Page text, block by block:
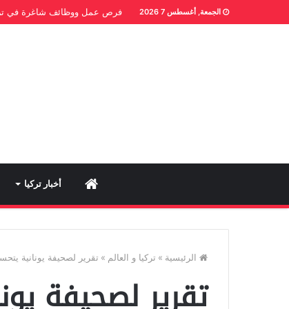
الجمعة, أغسطس 7 2026 فرص عمل ووظائف شاغرة في
Home أخبار تركيا
الرئيسية » تركيا و العالم » تقرير لصحيفة يونانية
تقرير لصحيفة